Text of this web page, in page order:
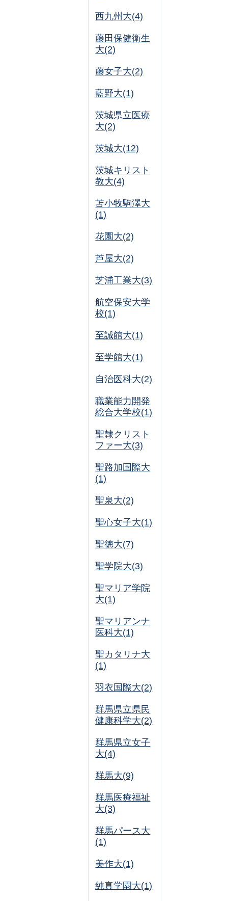
西九州大(4)
藤田保健衛生
大(2)
藤女子大(2)
藍野大(1)
茨城県立医療
大(2)
茨城大(12)
茨城キリスト
教大(4)
苫小牧駒澤大
(1)
花園大(2)
芦屋大(2)
芝浦工業大(3)
航空保安大学
校(1)
至誠館大(1)
至学館大(1)
自治医科大(2)
職業能力開発
総合大学校(1)
聖隷クリスト
ファー大(3)
聖路加国際大
(1)
聖泉大(2)
聖心女子大(1)
聖徳大(7)
聖学院大(3)
聖マリア学院
大(1)
聖マリアンナ
医科大(1)
聖カタリナ大
(1)
羽衣国際大(2)
群馬県立県民
健康科学大(2)
群馬県立女子
大(4)
群馬大(9)
群馬医療福祉
大(3)
群馬パース大
(1)
美作大(1)
純真学園大(1)